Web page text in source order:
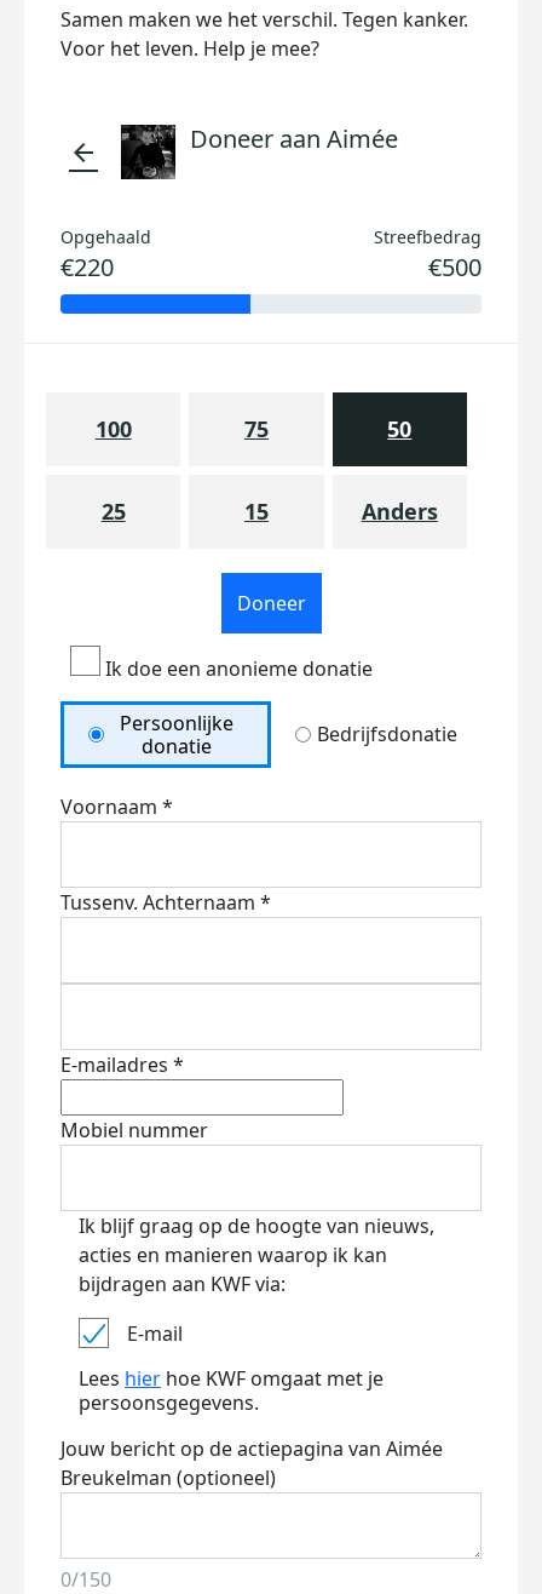
Samen maken we het verschil. Tegen kanker.
Voor het leven. Help je mee?
arrow_back Doneer aan Aimée
Opgehaald
€220
Streefbedrag
€500
100 75 50
25 15 Anders
Doneer
Ik doe een anonieme donatie
Persoonlijke
donatie
Bedrijfsdonatie
Voornaam *
Tussenv. Achternaam *
E-mailadres *
Mobiel nummer
Ik blijf graag op de hoogte van nieuws,
acties en manieren waarop ik kan
bijdragen aan KWF via:
E-mail
Lees hier hoe KWF omgaat met je
persoonsgegevens.
Jouw bericht op de actiepagina van Aimée
Breukelman (optioneel)
0/150